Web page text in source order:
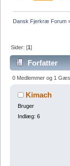
Dansk Fjerkræ Forum
Sider: [1]
Forfatter
0 Medlemmer og 1
Kimach
Bruger
Indlæg: 6